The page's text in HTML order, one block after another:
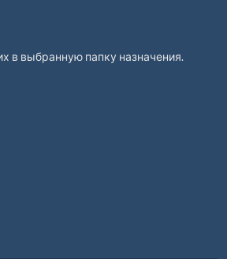
в выбранную папку назначения.